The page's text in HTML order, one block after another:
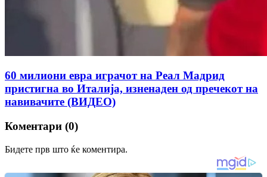
60 милиони евра играчот на Реал Мадрид
пристигна во Италија, изненаден од пречекот на
навивачите (ВИДЕО)
Коментари (0)
Бидете прв што ќе коментира.